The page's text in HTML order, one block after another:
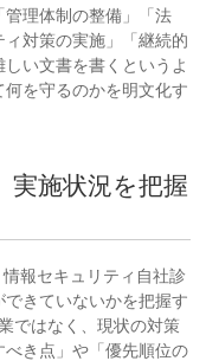
理体制の整備」「法
対策の実施」「継続的
い文書を書くというよ
を守るのかを明文化す
実施状況を把握
報セキュリティ自社診
きていないかを把握す
ではなく、現状の対策
き点」や「優先順位の